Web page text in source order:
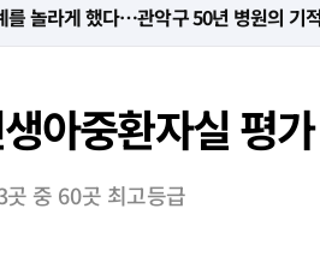
대신 먼저 듣습니다”
아중환자실 평
중 60곳 최고등급